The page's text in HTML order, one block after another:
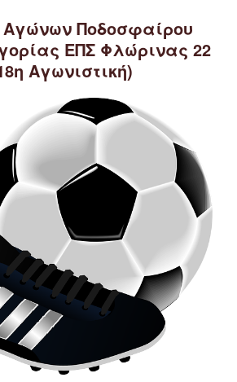
Πανεπιστημίου
Θράκης
για
προπονητές/
αποφοίτους
ΣΕΦΑΑ/
ειδικότητα
ποδοσφαίρου”
Ποδοσφαίρου
ΕΠΣ Φλώρινας 22
Αγωνιστική)